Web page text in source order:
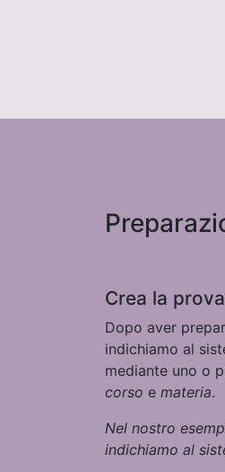
Crea la
Dopo aver
indichiamo al
mediante uno o
corso e materia.
Nel nostro
indichiamo al